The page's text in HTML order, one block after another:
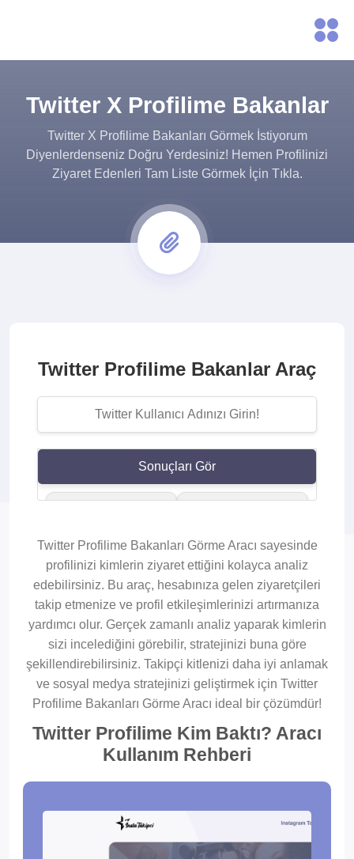
Twitter X Profilime Bakanlar
Twitter X Profilime Bakanları Görmek İstiyorum
Diyenlerdenseniz Doğru Yerdesiniz! Hemen Profilinizi
Ziyaret Edenleri Tam Liste Görmek İçin Tıkla.
Twitter Profilime Bakanlar Araç
Sonuçları Gör
yesm_tuzcu fatihsinanbarut
Twitter Profilime Bakanları Görme Aracı sayesinde
profilinizi kimlerin ziyaret ettiğini kolayca analiz
edebilirsiniz. Bu araç, hesabınıza gelen ziyaretçileri
takip etmenize ve profil etkileşimlerinizi artırmanıza
yardımcı olur. Gerçek zamanlı analiz yaparak kimlerin
sizi incelediğini görebilir, stratejinizi buna göre
şekillendirebilirsiniz. Takipçi kitlenizi daha iyi anlamak
ve sosyal medya stratejinizi geliştirmek için Twitter
Profilime Bakanları Görme Aracı ideal bir çözümdür!
Twitter Profilime Kim Baktı? Aracı
Kullanım Rehberi